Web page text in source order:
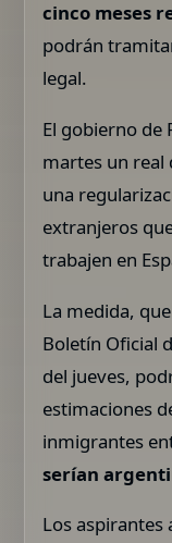
cinco meses
podrán
legal.
El gobierno de
martes un real
una
extranjeros
trabajen en
La medida,
Boletín Oficial
del jueves,
estimaciones
inmigrantes
serían
Los aspirantes